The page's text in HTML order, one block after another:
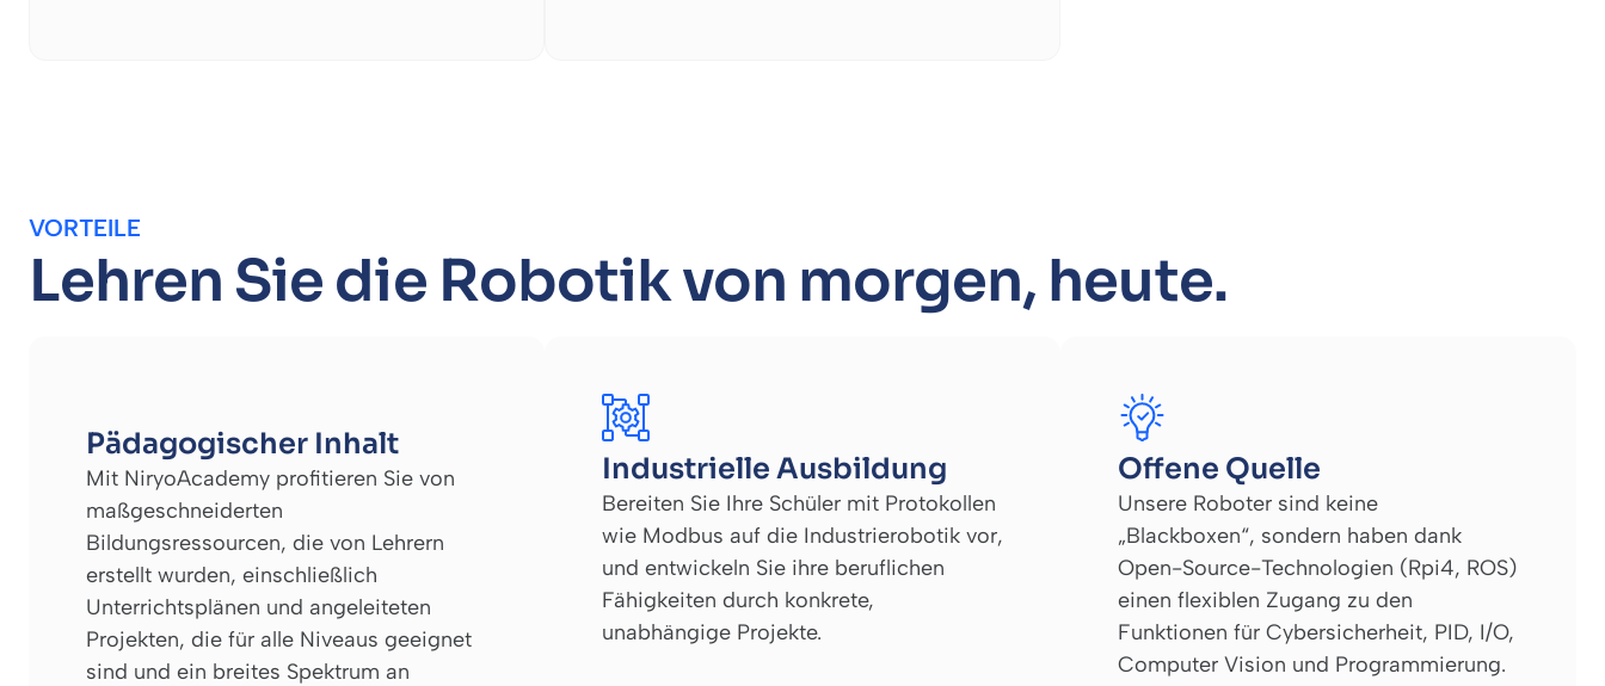
VORTEILE
Lehren Sie die Robotik von morgen, heute.
Pädagogischer Inhalt
Mit NiryoAcademy profitieren Sie von
maßgeschneiderten
Bildungsressourcen, die von Lehrern
erstellt wurden, einschließlich
Unterrichtsplänen und angeleiteten
Projekten, die für alle Niveaus geeignet
sind und ein breites Spektrum an
Industrielle Ausbildung
Bereiten Sie Ihre Schüler mit Protokollen
wie Modbus auf die Industrierobotik vor,
und entwickeln Sie ihre beruflichen
Fähigkeiten durch konkrete,
unabhängige Projekte.
Offene Quelle
Unsere Roboter sind keine
„Blackboxen“, sondern haben dank
Open-Source-Technologien (Rpi4, ROS)
einen flexiblen Zugang zu den
Funktionen für Cybersicherheit, PID, I/O,
Computer Vision und Programmierung.